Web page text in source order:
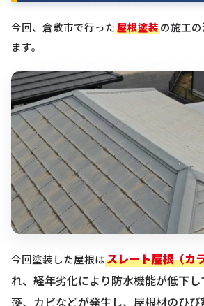
今回、倉敷市で行った屋根塗装の施工
ます。
今回塗装した屋根はスレート屋根（カ
れ、経年劣化により防水機能が低下
藻、カビなどが発生し、屋根材のひ